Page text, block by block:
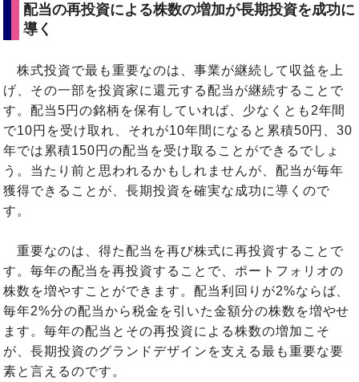
配当の再投資による株数の増加が長期投資を成功に
導く
株式投資で最も重要なのは、事業が継続して収益を上
げ、その一部を投資家に還元する配当が継続することで
す。配当5円の銘柄を保有していれば、少なくとも2年間
で10円を受け取れ、それが10年間になると累積50円、30
年では累積150円の配当を受け取ることができるでしょ
う。当たり前と思われるかもしれませんが、配当が毎年
獲得できることが、長期投資を確実な成功に導くので
す。
重要なのは、得た配当を再び株式に再投資することで
す。毎年の配当を再投資することで、ポートフォリオの
株数を増やすことができます。配当利回りが2%ならば、
毎年2%分の配当から税金を引いた金額分の株数を増やせ
ます。毎年の配当とその再投資による株数の増加こそ
が、長期投資のグランドデザインを支える最も重要な要
素と言えるのです。